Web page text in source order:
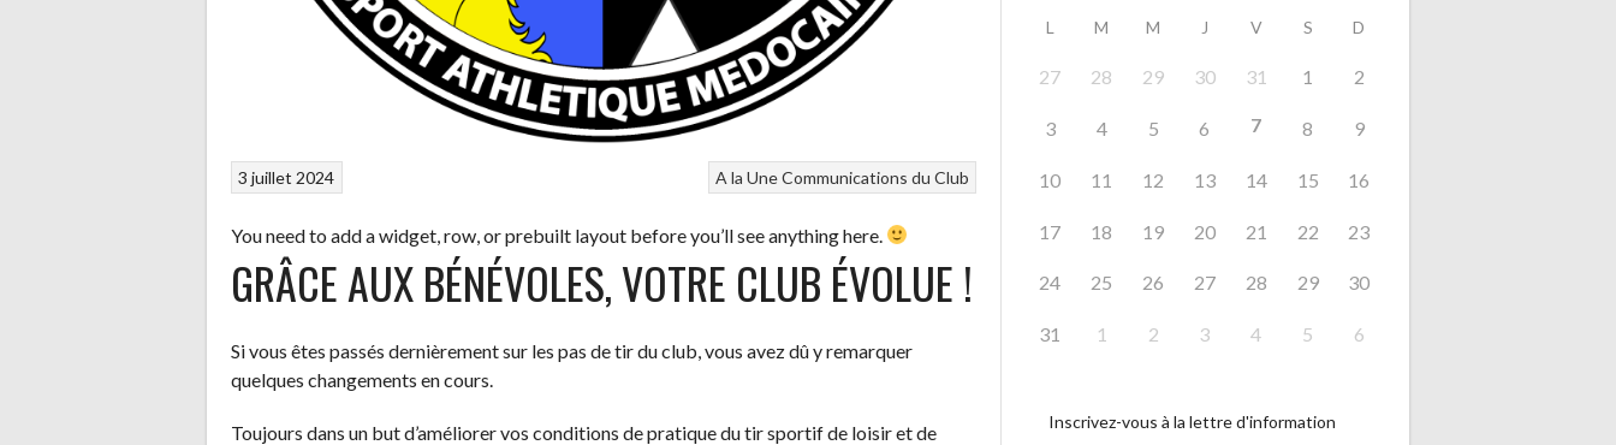
A la UneCommunications du Club
3 juillet 2024
You need to add a widget, row, or prebuilt layout before you’ll see anything here.
GRÂCE AUX BÉNÉVOLES, VOTRE CLUB ÉVOLUE !
Si vous êtes passés dernièrement sur les pas de tir du club, vous avez dû y remarquer
quelques changements en cours.
Toujours dans un but d’améliorer vos conditions de pratique du tir sportif de loisir et de
L M M J V S D
27 28 29 30 31 1 2
3 4 5 6 7 8 9
10 11 12 13 14 15 16
17 18 19 20 21 22 23
24 25 26 27 28 29 30
31 1 2 3 4 5 6
Inscrivez-vous à la lettre d'information